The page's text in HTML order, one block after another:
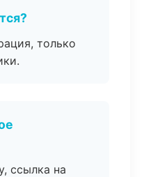
только
ссылка на